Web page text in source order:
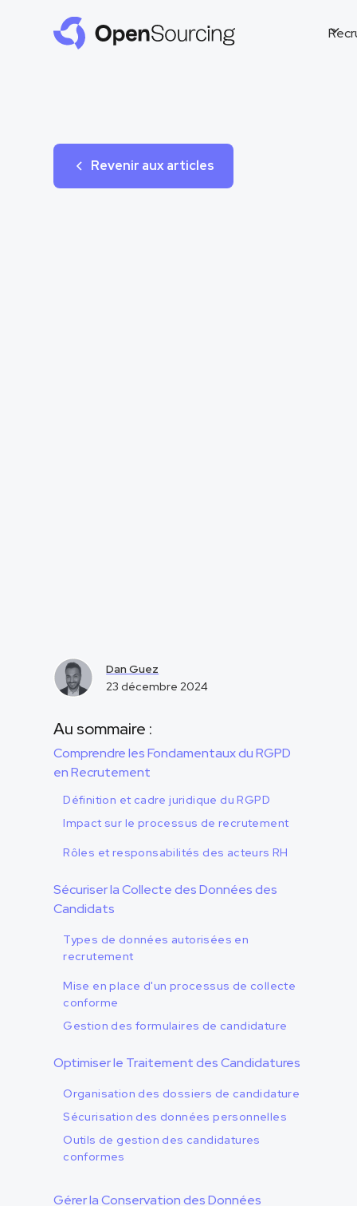
Revenir aux articles
Dan Guez
23 décembre 2024
Au sommaire :
Comprendre les Fondamentaux du RGPD
en Recrutement
Définition et cadre juridique du RGPD
Impact sur le processus de recrutement
Rôles et responsabilités des acteurs RH
Sécuriser la Collecte des Données des
Candidats
Types de données autorisées en
recrutement
Mise en place d'un processus de collecte
conforme
Gestion des formulaires de candidature
Optimiser le Traitement des Candidatures
Organisation des dossiers de candidature
Sécurisation des données personnelles
Outils de gestion des candidatures
conformes
Gérer la Conservation des Données